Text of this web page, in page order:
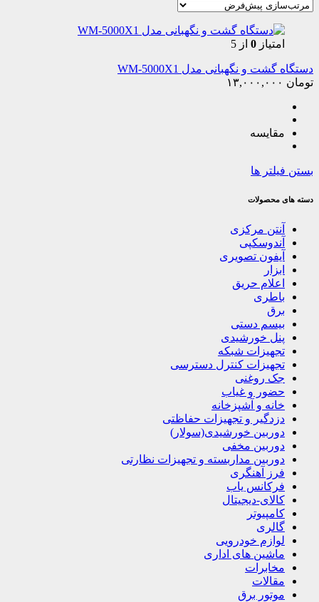
امتیاز 0 از 5
دستگاه گشت و نگهبانی مدل WM-5000X1
تومان
مقایسه
بستن فیلتر ها
دسته های محصولات
آنتن مرکزی
آندوسکپی
آیفون تصویری
ابزار
اعلام حریق
باطری
برق
بیسم دستی
پنل خورشیدی
تجهیزات شبکه
تجهیزات کنترل دسترسی
جک روغنی
حضور و غیاب
خانه و آشپزخانه
دزدگیر و تجهیزات حفاظتی
دوربین خورشیدی(سولار)
دوربین مخفی
دوربین مداربسته و تجهیزات نظارتی
فرز آهنگری
فرکانس یاب
کالای-دیجیتال
کامپیوتر
گالری
لوازم خودرویی
ماشین های اداری
مخابرات
مقالات
موتور برق